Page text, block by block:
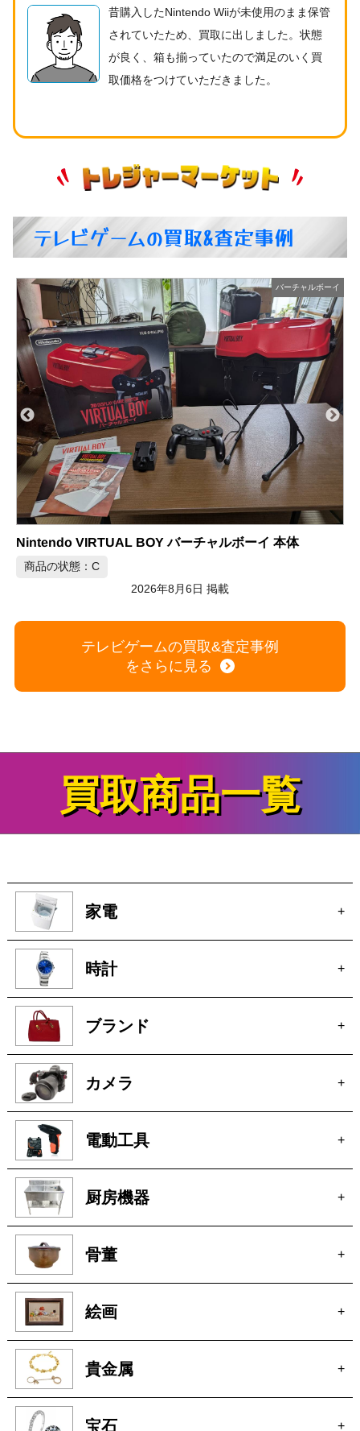
昔購入したNintendo Wiiが未使用のまま保管
されていたため、買取に出しました。状態
が良く、箱も揃っていたので満足のいく買
取価格をつけていただきました。
テレビゲームの買取&査定事例
スーパーファミコン
スーパーファミコン ロマンシングサガ3 ソフト 10本セット
商品の状態：A
2026年8月6日 掲載
買取商品一覧
家電
時計
ブランド
カメラ
電動工具
厨房機器
骨董
絵画